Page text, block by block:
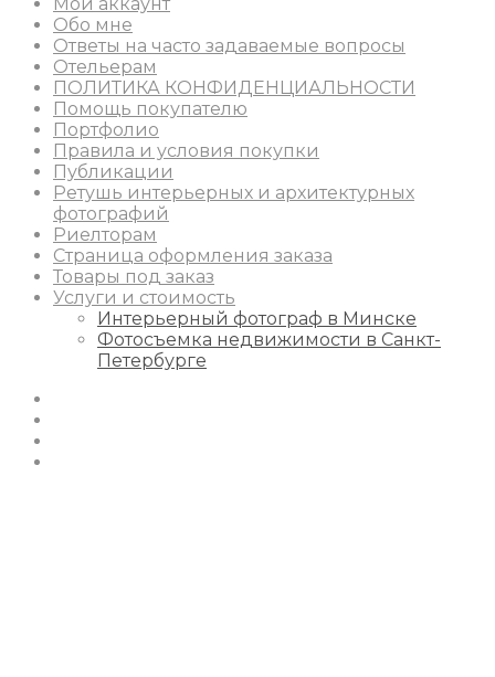
Обо мне
Ответы на часто задаваемые вопросы
Отельерам
ПОЛИТИКА КОНФИДЕНЦИАЛЬНОСТИ
Помощь покупателю
Портфолио
Правила и условия покупки
Публикации
Ретушь интерьерных и архитектурных
фотографий
Риелторам
Страница оформления заказа
Товары под заказ
Услуги и стоимость
Интерьерный фотограф в Минске
Фотосъемка недвижимости в Санкт-
Петербурге